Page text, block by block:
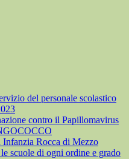
del personale scolastico
contro il Papillomavirus
Infanzia Rocca di Mezzo
scuole di ogni ordine e grado